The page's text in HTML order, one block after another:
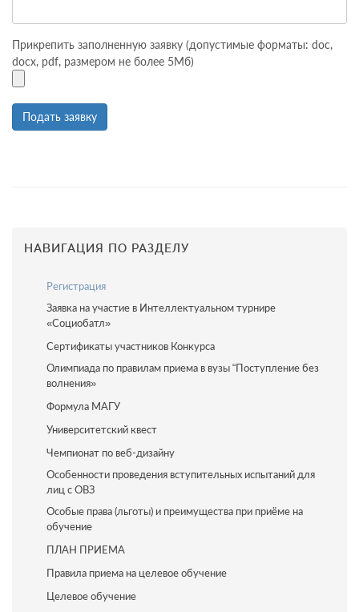
Прикрепить заполненную заявку (допустимые форматы: doc,
docx, pdf, размером не более 5Мб)
НАВИГАЦИЯ ПО РАЗДЕЛУ
Регистрация
Заявка на участие в Интеллектуальном турнире
«Социобатл»
Сертификаты участников Конкурса
Олимпиада по правилам приема в вузы “Поступление без
волнения»
Формула МАГУ
Университетский квест
Чемпионат по веб-дизайну
Особенности проведения вступительных испытаний для
лиц с ОВЗ
Особые права (льготы) и преимущества при приёме на
обучение
ПЛАН ПРИЕМА
Правила приема на целевое обучение
Целевое обучение